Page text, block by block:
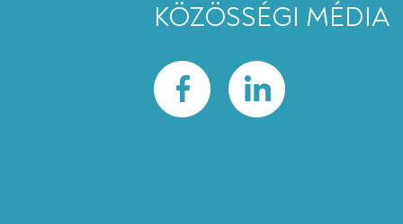
KÖZÖSSÉGI MÉDIA